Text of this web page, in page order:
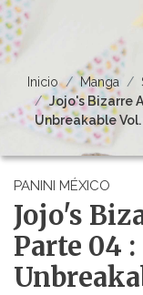
Inicio Manga
Jojo's Bizarre
Unbreakable Vol.
PANINI MÉXICO
Jojo's
Parte 04